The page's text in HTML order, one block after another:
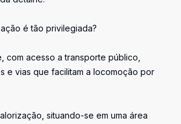
é tão privilegiada?
com acesso a transporte público,
e vias que facilitam a locomoção por
situando-se em uma área